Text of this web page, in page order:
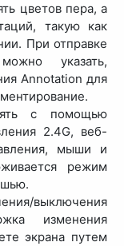
цветов пера, а
такую как
При отправке
указать,
Annotation для
с помощью
2.4G, веб-
мыши и
режим
выключения
изменения
экрана путем